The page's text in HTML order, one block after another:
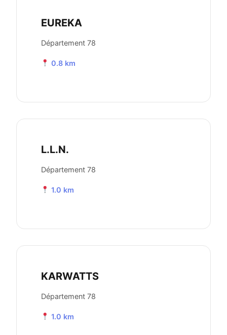
EUREKA
Département 78
0.8 km
L.L.N.
Département 78
1.0 km
KARWATTS
Département 78
1.0 km